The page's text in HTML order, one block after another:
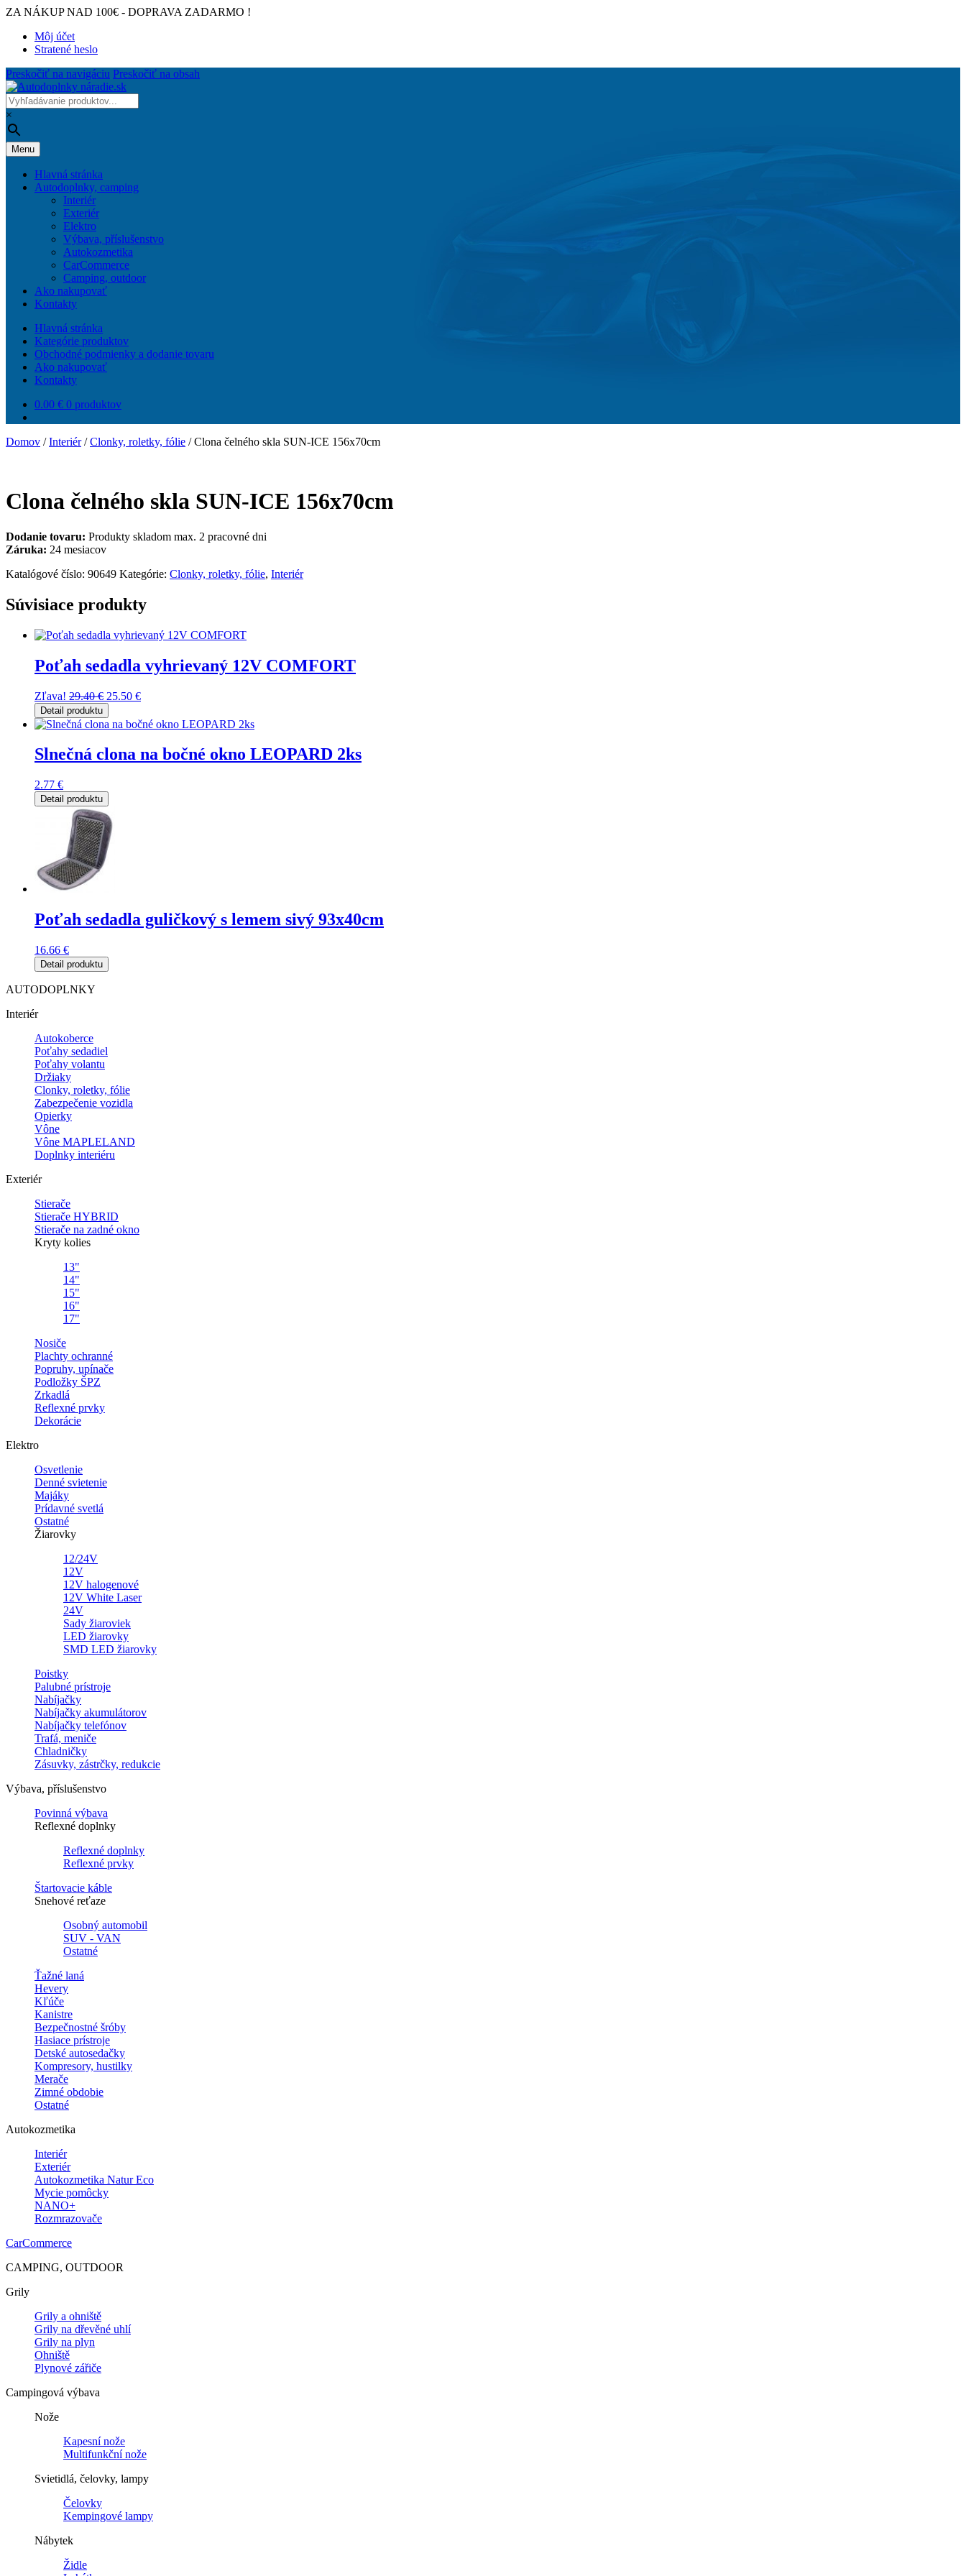
ZA NÁKUP NAD 100€ - DOPRAVA ZADARMO !
Môj účet
Stratené heslo
Preskočiť na navigáciu Preskočiť na obsah
×
Menu
Hlavná stránka
Autodoplnky, camping
Interiér
Exteriér
Elektro
Výbava, příslušenstvo
Autokozmetika
CarCommerce
Camping, outdoor
Ako nakupovať
Kontakty
Hlavná stránka
Kategórie produktov
Obchodné podmienky a dodanie tovaru
Ako nakupovať
Kontakty
0.00 € 0 produktov
Domov /Interiér/Clonky, roletky, fólie /Clona čelného skla SUN-ICE 156x70cm
Clona čelného skla SUN-ICE 156x70cm
Dodanie tovaru: Produkty skladom max. 2 pracovné dni
Záruka: 24 mesiacov
Katalógové číslo: 90649 Kategórie: Clonky, roletky, fólie, Interiér
Súvisiace produkty
Poťah sedadla vyhrievaný 12V COMFORT
Zľava! 29.40€ 25.50 €
Detail produktu
Slnečná clona na bočné okno LEOPARD 2ks
2.77 €
Detail produktu
Poťah sedadla guličkový s lemem sivý 93x40cm
16.66 €
Detail produktu
AUTODOPLNKY
Interiér
Autokoberce
Poťahy sedadiel
Poťahy volantu
Držiaky
Clonky, roletky, fólie
Zabezpečenie vozidla
Opierky
Vône
Vône MAPLELAND
Doplnky interiéru
Exteriér
Stierače
Stierače HYBRID
Stierače na zadné okno
Kryty kolies
13"
14"
15"
16"
17"
Nosiče
Plachty ochranné
Popruhy, upínače
Podložky ŠPZ
Zrkadlá
Reflexné prvky
Dekorácie
Elektro
Osvetlenie
Denné svietenie
Majáky
Prídavné svetlá
Ostatné
Žiarovky
12/24V
12V
12V halogenové
12V White Laser
24V
Sady žiaroviek
LED žiarovky
SMD LED žiarovky
Poistky
Palubné prístroje
Nabíjačky
Nabíjačky akumulátorov
Nabíjačky telefónov
Trafá, meniče
Chladničky
Zásuvky, zástrčky, redukcie
Výbava, příslušenstvo
Povinná výbava
Reflexné doplnky
Reflexné doplnky
Reflexné prvky
Štartovacie káble
Snehové reťaze
Osobný automobil
SUV - VAN
Ostatné
Ťažné laná
Hevery
Kľúče
Kanistre
Bezpečnostné šróby
Hasiace prístroje
Detské autosedačky
Kompresory, hustilky
Merače
Zimné obdobie
Ostatné
Autokozmetika
Interiér
Exteriér
Autokozmetika Natur Eco
Mycie pomôcky
NANO+
Rozmrazovače
CarCommerce
CAMPING, OUTDOOR
Grily
Grily a ohniště
Grily na dřevěné uhlí
Grily na plyn
Ohniště
Plynové zářiče
Campingová výbava
Nože
Kapesní nože
Multifunkční nože
Svietidlá, čelovky, lampy
Čelovky
Kempingové lampy
Nábytek
Židle